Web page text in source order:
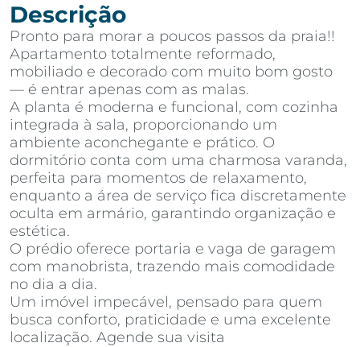
Descrição
Pronto para morar a poucos passos da praia!!
Apartamento totalmente reformado,
mobiliado e decorado com muito bom gosto
— é entrar apenas com as malas.
A planta é moderna e funcional, com cozinha
integrada à sala, proporcionando um
ambiente aconchegante e prático. O
dormitório conta com uma charmosa varanda,
perfeita para momentos de relaxamento,
enquanto a área de serviço fica discretamente
oculta em armário, garantindo organização e
estética.
O prédio oferece portaria e vaga de garagem
com manobrista, trazendo mais comodidade
no dia a dia.
Um imóvel impecável, pensado para quem
busca conforto, praticidade e uma excelente
localização. Agende sua visita